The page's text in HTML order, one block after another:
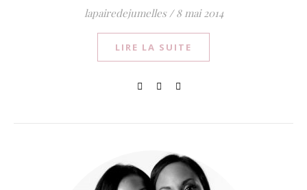
lapairedejumelles / 8 mai 2014
LIRE LA SUITE